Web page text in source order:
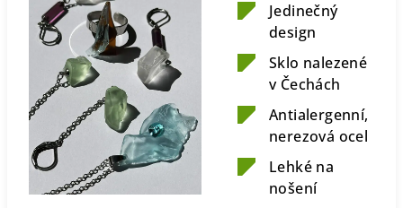
Jedinečný
design
Sklo nalezené
v Čechách
Antialergenní,
nerezová ocel
Lehké na
nošení